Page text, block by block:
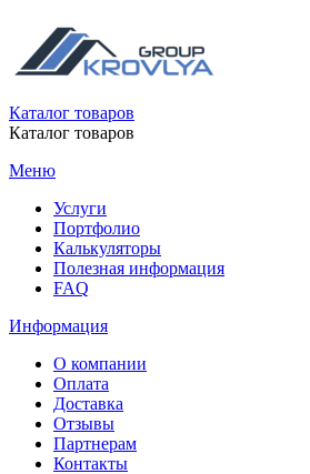
Каталог товаров
Каталог товаров
Меню
Услуги
Портфолио
Калькуляторы
Полезная информация
FAQ
Информация
О компании
Оплата
Доставка
Отзывы
Партнерам
Контакты